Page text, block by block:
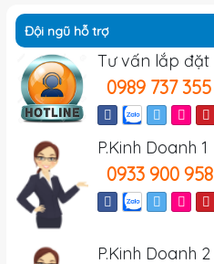
Đội ngũ hỗ trợ
Tư vấn lắp đặt
0989 737 355
P.Kinh Doanh 1
0933 900 958
P.Kinh Doanh 2